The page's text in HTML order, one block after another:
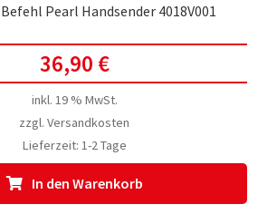
Pearl Handsender 4018V001
36,90 €
inkl. 19 % MwSt.
zzgl. Versandkosten
Lieferzeit: 1-2 Tage
In den Warenkorb